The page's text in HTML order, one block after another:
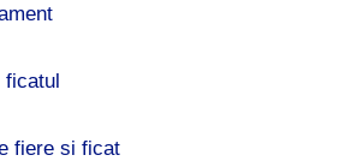
ficatul
fiere si ficat